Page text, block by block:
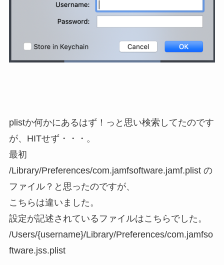
plistか何かにあるはず！っと思い検索してたのです
が、HITせず・・・。
最初
/Library/Preferences/com.jamfsoftware.jamf.plist の
ファイル？と思ったのですが、
こちらは違いました。
設定が記述されているファイルはこちらでした。
/Users/{username}/Library/Preferences/com.jamfso
ftware.jss.plist